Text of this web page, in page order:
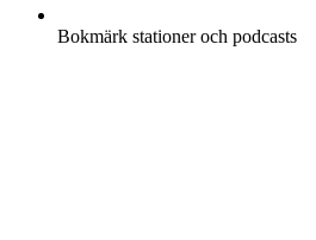
Bokmärk stationer och podcasts